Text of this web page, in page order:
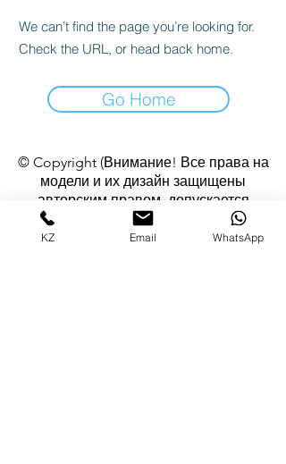
We can’t find the page you’re looking for.
Check the URL, or head back home.
Go Home
© Copyright (Внимание! Все права на
модели и их дизайн защищены
авторским правом, допускается
использование изображений изделий в
некоммерческих целях с согласия
KZ Email WhatsApp